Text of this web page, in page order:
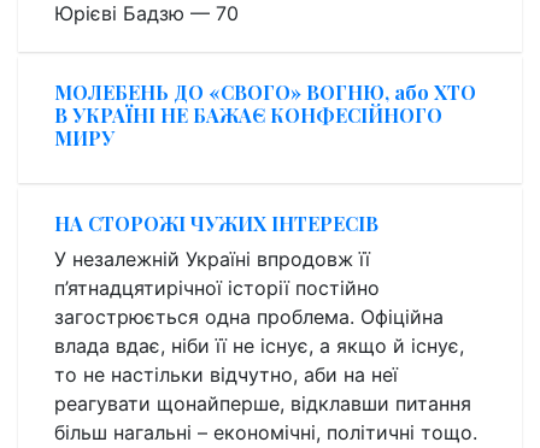
Юрієві Бадзю — 70
МОЛЕБЕНЬ ДО «СВОГО» ВОГНЮ, або ХТО
В УКРАЇНІ НЕ БАЖАЄ КОНФЕСІЙНОГО
МИРУ
НА СТОРОЖІ ЧУЖИХ ІНТЕРЕСІВ
У незалежній Україні впродовж її
п’ятнадцятирічної історії постійно
загострюється одна проблема. Офіційна
влада вдає, ніби її не існує, а якщо й існує,
то не настільки відчутно, аби на неї
реагувати щонайперше, відклавши питання
більш нагальні – економічні, політичні тощо.